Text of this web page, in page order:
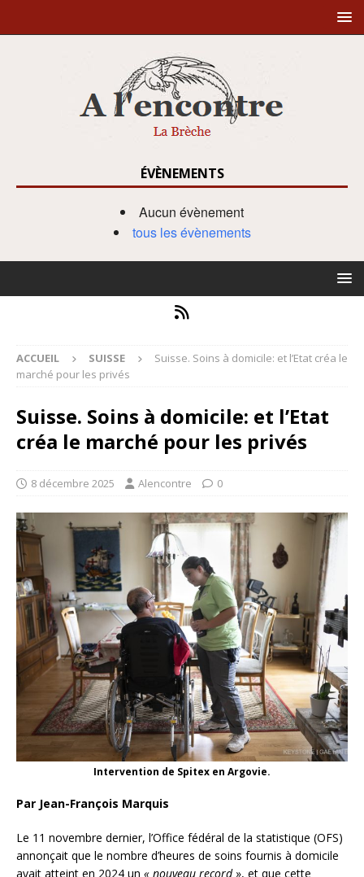
ÉVÈNEMENTS
Aucun évènement
tous les évènements
ACCUEIL SUISSE
Suisse. Soins à domicile: et l’Etat créa le
marché pour les privés
Suisse. Soins à domicile: et l’Etat
créa le marché pour les privés
8 décembre 2025 Alencontre 0
Intervention de Spitex en Argovie.
Par Jean-François Marquis
Le 11 novembre dernier, l’Office fédéral de la statistique (OFS)
annonçait que le nombre d’heures de soins fournis à domicile
avait atteint en 2024 un « nouveau record», et que cette